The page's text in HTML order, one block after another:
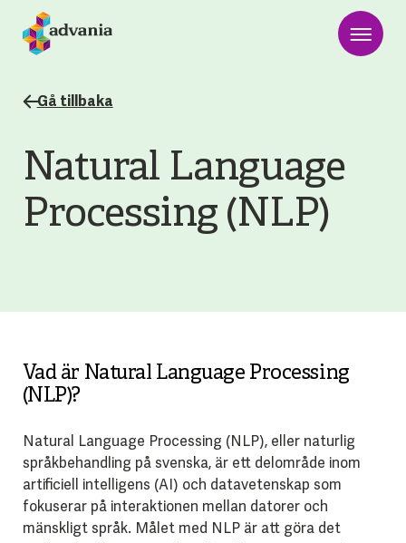
Gå tillbaka
Natural Language
Processing (NLP)
Vad är Natural Language Processing
(NLP)?
Natural Language Processing (NLP), eller naturlig
språkbehandling på svenska, är ett delområde inom
artificiell intelligens (AI) och datavetenskap som
fokuserar på interaktionen mellan datorer och
mänskligt språk. Målet med NLP är att göra det